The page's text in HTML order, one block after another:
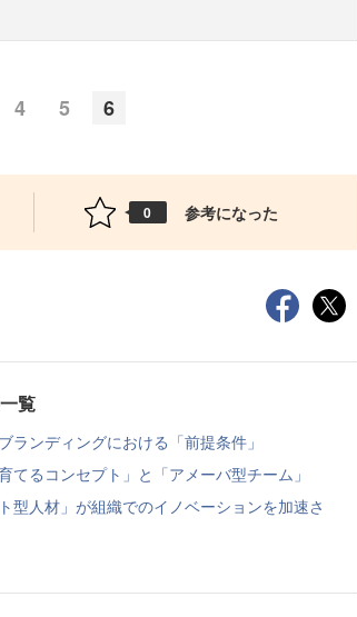
4 5 6
0 参考になった
覧
ランディングにおける「前提条件」
るコンセプト」と「アメーバ型チーム」
型人材」が組織でのイノベーションを加速さ